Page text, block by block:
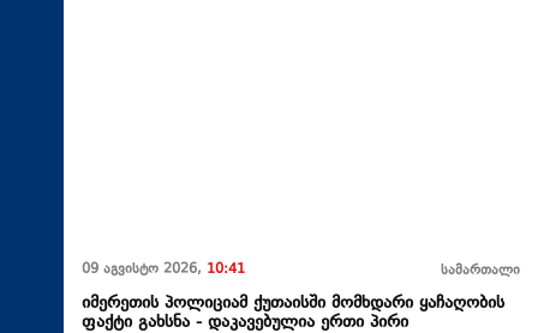
09 აგვისტო 2026, 10:41 სამართალი
იმერეთის პოლიციამ ქუთაისში მომხდარი ყაჩაღობის
ფაქტი გახსნა - დაკავებულია ერთი პირი